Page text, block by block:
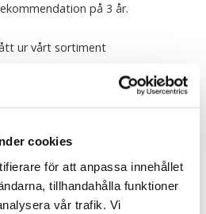
cookies
för att anpassa innehållet
tillhandahålla funktioner
vår trafik. Vi
på 3 år.
ur vårt sortiment
märkta och testade enligt EUs EN 71 1/2/3.
mer